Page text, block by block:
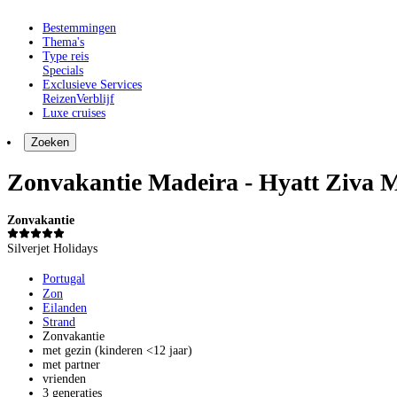
Bestemmingen
Thema's
Type reis
Specials
Exclusieve Services
ReizenVerblijf
Luxe cruises
Zoeken
Zonvakantie Madeira - Hyatt Ziva
Zonvakantie
Silverjet Holidays
Portugal
Zon
Eilanden
Strand
Zonvakantie
met gezin (kinderen <12 jaar)
met partner
vrienden
3 generaties